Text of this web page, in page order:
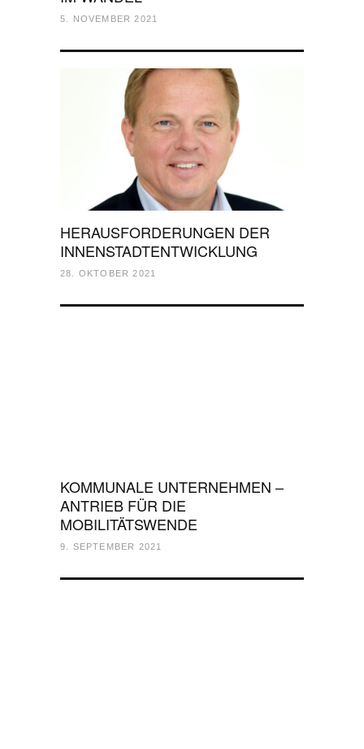
5. NOVEMBER 2021
HERAUSFORDERUNGEN DER
INNENSTADTENTWICKLUNG
28. OKTOBER 2021
KOMMUNALE UNTERNEHMEN –
ANTRIEB FÜR DIE
MOBILITÄTSWENDE
9. SEPTEMBER 2021